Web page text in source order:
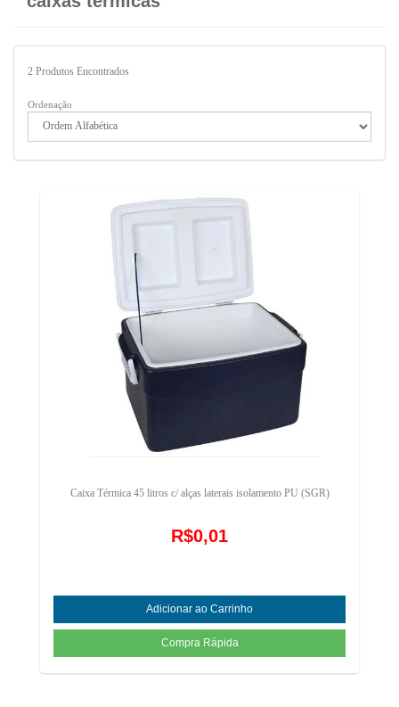
2 Produtos Encontrados
Ordenação
Caixa Térmica 45 litros c/ alças laterais isolamento PU (SGR)
R$0,01